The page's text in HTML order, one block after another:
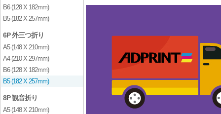
B6 (128 X 182mm)
B5 (182 X 257mm)
6P 外三つ折り
A5 (148 X 210mm)
A4 (210 X 297mm)
B6 (128 X 182mm)
B5 (182 X 257mm)
8P 観音折り
A5 (148 X 210mm)